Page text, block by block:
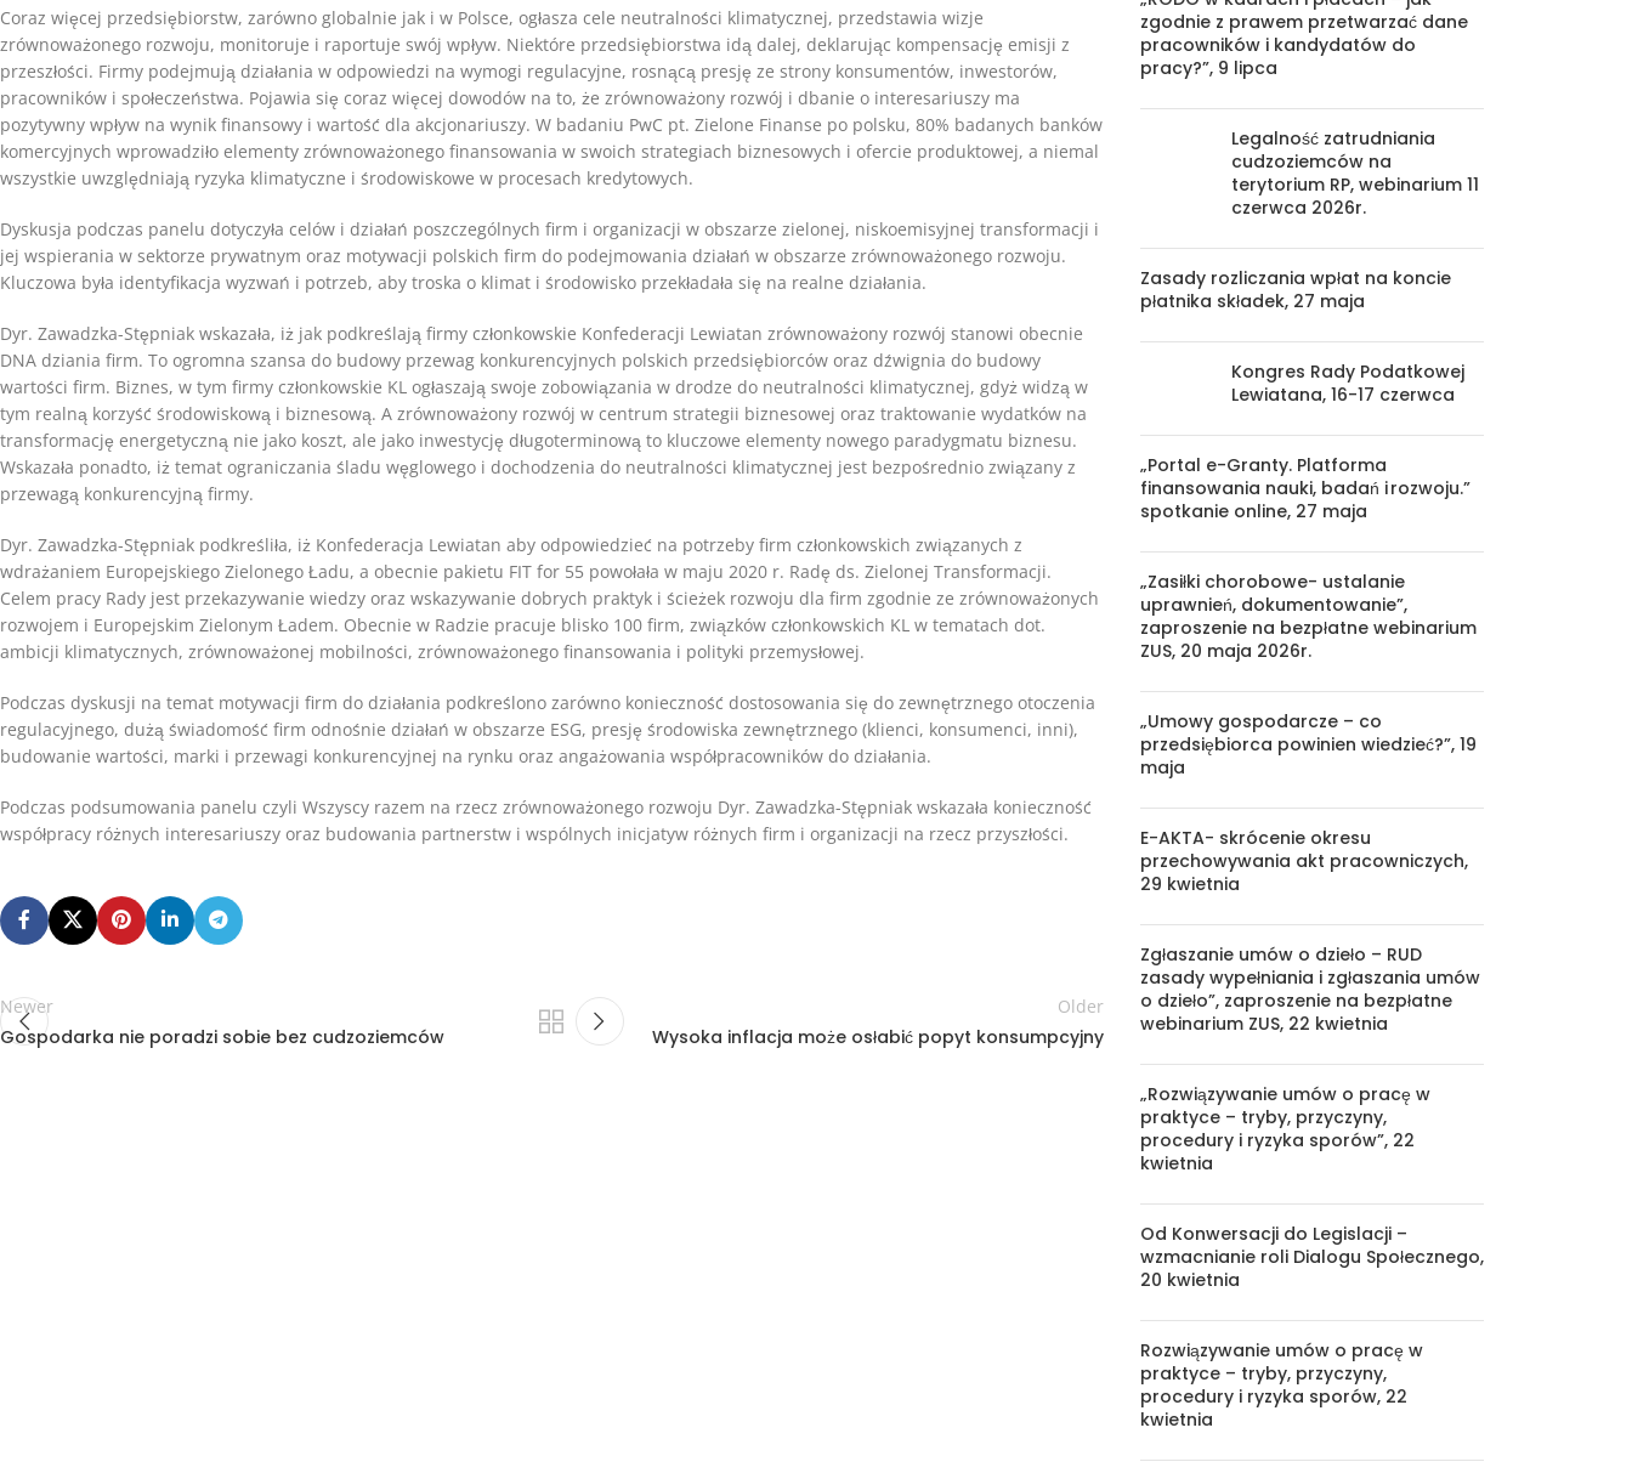
Coraz więcej przedsiębiorstw, zarówno globalnie jak i w Polsce, ogłasza cele neutralności klimatycznej, przedstawia wizje
zrównoważonego rozwoju, monitoruje i raportuje swój wpływ. Niektóre przedsiębiorstwa idą dalej, deklarując kompensację emisji z
przeszłości. Firmy podejmują działania w odpowiedzi na wymogi regulacyjne, rosnącą presję ze strony konsumentów, inwestorów,
pracowników i społeczeństwa. Pojawia się coraz więcej dowodów na to, że zrównoważony rozwój i dbanie o interesariuszy ma
pozytywny wpływ na wynik finansowy i wartość dla akcjonariuszy. W badaniu PwC pt. Zielone Finanse po polsku, 80% badanych banków
komercyjnych wprowadziło elementy zrównoważonego finansowania w swoich strategiach biznesowych i ofercie produktowej, a niemal
wszystkie uwzględniają ryzyka klimatyczne i środowiskowe w procesach kredytowych.
Dyskusja podczas panelu dotyczyła celów i działań poszczególnych firm i organizacji w obszarze zielonej, niskoemisyjnej transformacji i
jej wspierania w sektorze prywatnym oraz motywacji polskich firm do podejmowania działań w obszarze zrównoważonego rozwoju.
Kluczowa była identyfikacja wyzwań i potrzeb, aby troska o klimat i środowisko przekładała się na realne działania.
Dyr. Zawadzka-Stępniak wskazała, iż jak podkreślają firmy członkowskie Konfederacji Lewiatan zrównoważony rozwój stanowi obecnie
DNA dziania firm. To ogromna szansa do budowy przewag konkurencyjnych polskich przedsiębiorców oraz dźwignia do budowy
wartości firm. Biznes, w tym firmy członkowskie KL ogłaszają swoje zobowiązania w drodze do neutralności klimatycznej, gdyż widzą w
tym realną korzyść środowiskową i biznesową. A zrównoważony rozwój w centrum strategii biznesowej oraz traktowanie wydatków na
transformację energetyczną nie jako koszt, ale jako inwestycję długoterminową to kluczowe elementy nowego paradygmatu biznesu.
Wskazała ponadto, iż temat ograniczania śladu węglowego i dochodzenia do neutralności klimatycznej jest bezpośrednio związany z
przewagą konkurencyjną firmy.
Dyr. Zawadzka-Stępniak podkreśliła, iż Konfederacja Lewiatan aby odpowiedzieć na potrzeby firm członkowskich związanych z
wdrażaniem Europejskiego Zielonego Ładu, a obecnie pakietu FIT for 55 powołała w maju 2020 r. Radę ds. Zielonej Transformacji.
Celem pracy Rady jest przekazywanie wiedzy oraz wskazywanie dobrych praktyk i ścieżek rozwoju dla firm zgodnie ze zrównoważonych
rozwojem i Europejskim Zielonym Ładem. Obecnie w Radzie pracuje blisko 100 firm, związków członkowskich KL w tematach dot.
ambicji klimatycznych, zrównoważonej mobilności, zrównoważonego finansowania i polityki przemysłowej.
Podczas dyskusji na temat motywacji firm do działania podkreślono zarówno konieczność dostosowania się do zewnętrznego otoczenia
regulacyjnego, dużą świadomość firm odnośnie działań w obszarze ESG, presję środowiska zewnętrznego (klienci, konsumenci, inni),
budowanie wartości, marki i przewagi konkurencyjnej na rynku oraz angażowania współpracowników do działania.
Podczas podsumowania panelu czyli Wszyscy razem na rzecz zrównoważonego rozwoju Dyr. Zawadzka-Stępniak wskazała konieczność
współpracy różnych interesariuszy oraz budowania partnerstw i wspólnych inicjatyw różnych firm i organizacji na rzecz przyszłości.
Newer
Gospodarka nie poradzi sobie bez cudzoziemców
Older
Wysoka inflacja może osłabić popyt konsumpcyjny
zgodnie z prawem przetwarzać dane
pracowników i kandydatów do
pracy?”, 9 lipca
Legalność zatrudniania
cudzoziemców na
terytorium RP, webinarium 11
czerwca 2026r.
Zasady rozliczania wpłat na koncie
płatnika składek, 27 maja
Kongres Rady Podatkowej
Lewiatana, 16-17 czerwca
„Portal e-Granty. Platforma
finansowania nauki, badań i rozwoju.”
spotkanie online, 27 maja
„Zasiłki chorobowe- ustalanie
uprawnień, dokumentowanie”,
zaproszenie na bezpłatne webinarium
ZUS, 20 maja 2026r.
„Umowy gospodarcze – co
przedsiębiorca powinien wiedzieć?”, 19
maja
E-AKTA- skrócenie okresu
przechowywania akt pracowniczych,
29 kwietnia
Zgłaszanie umów o dzieło – RUD
zasady wypełniania i zgłaszania umów
o dzieło”, zaproszenie na bezpłatne
webinarium ZUS, 22 kwietnia
„Rozwiązywanie umów o pracę w
praktyce – tryby, przyczyny,
procedury i ryzyka sporów”, 22
kwietnia
Od Konwersacji do Legislacji –
wzmacnianie roli Dialogu Społecznego,
20 kwietnia
Rozwiązywanie umów o pracę w
praktyce – tryby, przyczyny,
procedury i ryzyka sporów, 22
kwietnia